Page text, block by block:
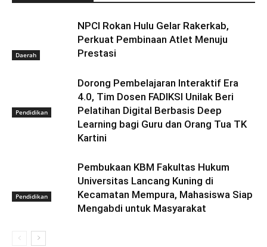
Daerah
NPCI Rokan Hulu Gelar Rakerkab,
Perkuat Pembinaan Atlet Menuju
Prestasi
Pendidikan
Dorong Pembelajaran Interaktif Era
4.0, Tim Dosen FADIKSI Unilak Beri
Pelatihan Digital Berbasis Deep
Learning bagi Guru dan Orang Tua TK
Kartini
Pendidikan
Pembukaan KBM Fakultas Hukum
Universitas Lancang Kuning di
Kecamatan Mempura, Mahasiswa Siap
Mengabdi untuk Masyarakat